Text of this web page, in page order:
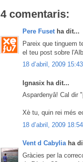
4 comentaris:
Pere Fusetha dit...
Pareix que tinguem
el teu post sobre
18 d’abril, 2009 15:43
Ignasix ha dit...
Aspardenyâ! Cal dir
Xè tu, quin rei més
18 d’abril, 2009 18:54
Vent d Cabyliaha
Gràcies per la